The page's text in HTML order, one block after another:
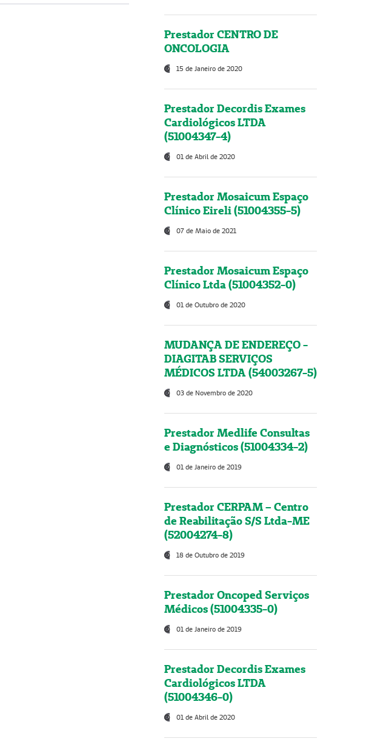
Prestador CENTRO DE
ONCOLOGIA
15 de Janeiro de 2020
Prestador Decordis Exames
Cardiológicos LTDA
(51004347-4)
01 de Abril de 2020
Prestador Mosaicum Espaço
Clínico Eireli (51004355-5)
07 de Maio de 2021
Prestador Mosaicum Espaço
Clínico Ltda (51004352-0)
01 de Outubro de 2020
MUDANÇA DE ENDEREÇO -
DIAGITAB SERVIÇOS
MÉDICOS LTDA (54003267-5)
03 de Novembro de 2020
Prestador Medlife Consultas
e Diagnósticos (51004334-2)
01 de Janeiro de 2019
Prestador CERPAM – Centro
de Reabilitação S/S Ltda-ME
(52004274-8)
18 de Outubro de 2019
Prestador Oncoped Serviços
Médicos (51004335-0)
01 de Janeiro de 2019
Prestador Decordis Exames
Cardiológicos LTDA
(51004346-0)
01 de Abril de 2020